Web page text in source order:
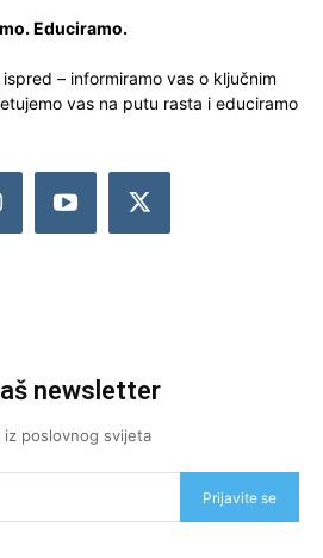
Educiramo.
– informiramo vas o ključnim
vas na putu rasta i educiramo
newsletter
iz poslovnog svijeta
Prijavite se